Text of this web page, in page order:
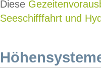
Diese
Seeschifffahrt und